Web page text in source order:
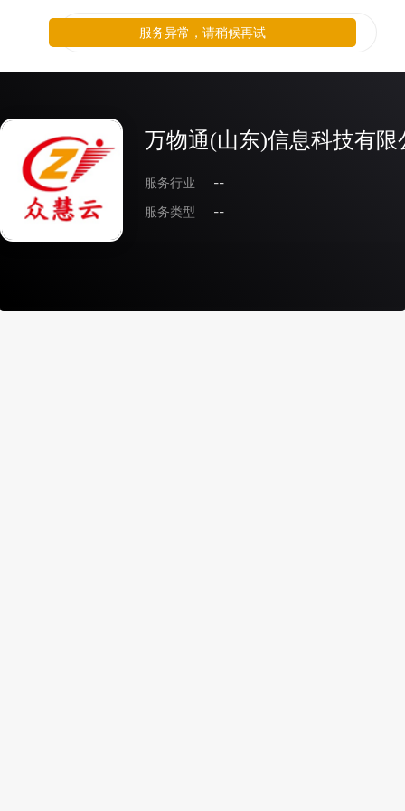
万物通(山东)信息科技有限
服务行业
--
服务类型
--
服务异常，请稍候再试